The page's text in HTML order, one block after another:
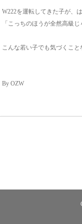
W222を運転してきた子が、
「こっちのほうが全然高級じ
こんな若い子でも気づくこ
By OZW